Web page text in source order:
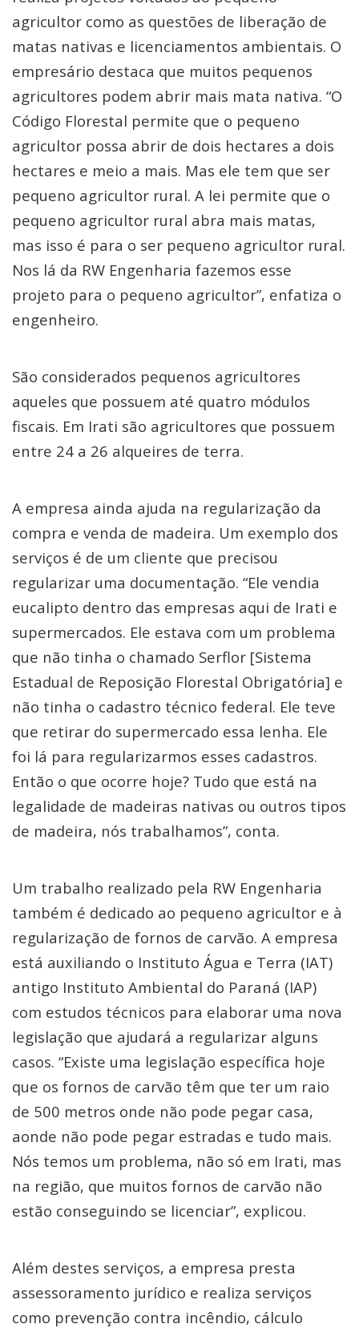
agricultor como as questões de liberação de
matas nativas e licenciamentos ambientais. O
empresário destaca que muitos pequenos
agricultores podem abrir mais mata nativa. “O
Código Florestal permite que o pequeno
agricultor possa abrir de dois hectares a dois
hectares e meio a mais. Mas ele tem que ser
pequeno agricultor rural. A lei permite que o
pequeno agricultor rural abra mais matas,
mas isso é para o ser pequeno agricultor rural.
Nos lá da RW Engenharia fazemos esse
projeto para o pequeno agricultor”, enfatiza o
engenheiro.
São considerados pequenos agricultores
aqueles que possuem até quatro módulos
fiscais. Em Irati são agricultores que possuem
entre 24 a 26 alqueires de terra.
A empresa ainda ajuda na regularização da
compra e venda de madeira. Um exemplo dos
serviços é de um cliente que precisou
regularizar uma documentação. “Ele vendia
eucalipto dentro das empresas aqui de Irati e
supermercados. Ele estava com um problema
que não tinha o chamado Serflor [Sistema
Estadual de Reposição Florestal Obrigatória] e
não tinha o cadastro técnico federal. Ele teve
que retirar do supermercado essa lenha. Ele
foi lá para regularizarmos esses cadastros.
Então o que ocorre hoje? Tudo que está na
legalidade de madeiras nativas ou outros tipos
de madeira, nós trabalhamos”, conta.
Um trabalho realizado pela RW Engenharia
também é dedicado ao pequeno agricultor e à
regularização de fornos de carvão. A empresa
está auxiliando o Instituto Água e Terra (IAT)
antigo Instituto Ambiental do Paraná (IAP)
com estudos técnicos para elaborar uma nova
legislação que ajudará a regularizar alguns
casos. “Existe uma legislação específica hoje
que os fornos de carvão têm que ter um raio
de 500 metros onde não pode pegar casa,
aonde não pode pegar estradas e tudo mais.
Nós temos um problema, não só em Irati, mas
na região, que muitos fornos de carvão não
estão conseguindo se licenciar”, explicou.
Além destes serviços, a empresa presta
assessoramento jurídico e realiza serviços
como prevenção contra incêndio, cálculo